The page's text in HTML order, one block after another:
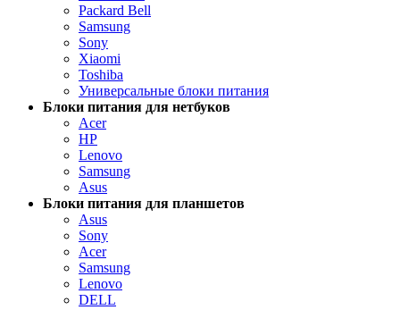
Packard Bell
Samsung
Sony
Xiaomi
Toshiba
Универсальные блоки питания
Блоки питания для нетбуков
Acer
HP
Lenovo
Samsung
Asus
Блоки питания для планшетов
Asus
Sony
Acer
Samsung
Lenovo
DELL